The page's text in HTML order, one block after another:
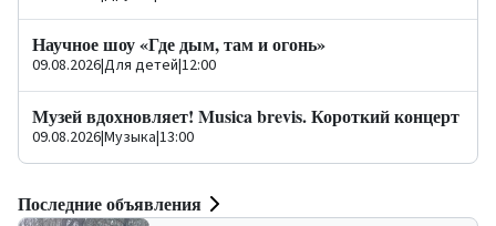
Научное шоу «Где дым, там и огонь»
09.08.2026|Для детей|12:00
Музей вдохновляет! Musica brevis. Короткий концерт
09.08.2026|Музыка|13:00
Последние объявления